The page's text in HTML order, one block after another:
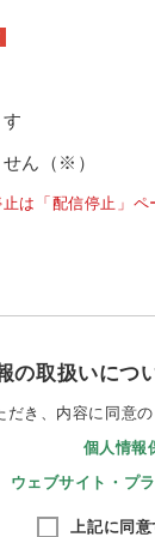
ん（※）
は「配信停止」ペ
の取扱いにつ
き、内容に同意の
個人情報
ウェブサイト・プ
上記に同意